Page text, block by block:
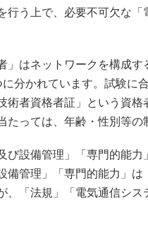
行う上で、必要不可欠な
」はネットワークを構成す
分かれています。試験に
術者資格者証」という資
たっては、年齢・性別等の
び設備管理」「専門的能
備管理」「専門的能力」
、「法規」「電気通信シス